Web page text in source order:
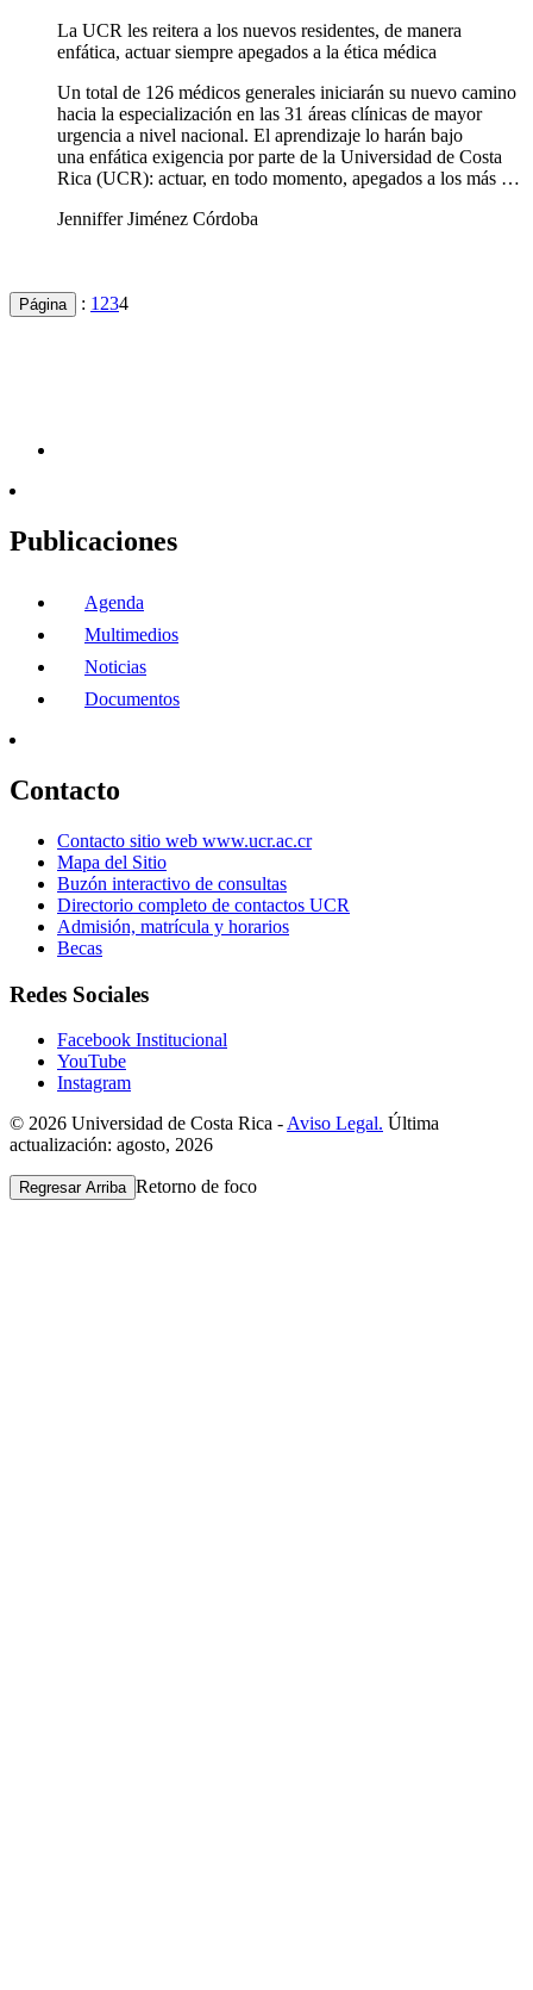
La UCR les reitera a los nuevos residentes, de manera
enfática, actuar siempre apegados a la ética médica
Un total de 126 médicos generales iniciarán su nuevo camino
hacia la especialización en las 31 áreas clínicas de mayor
urgencia a nivel nacional. El aprendizaje lo harán bajo
una enfática exigencia por parte de la Universidad de Costa
Rica (UCR): actuar, en todo momento, apegados a los más …
Jenniffer Jiménez Córdoba
Página : 1 234
Publicaciones
Agenda
Multimedios
Noticias
Documentos
Contacto
Contacto sitio web www.ucr.ac.cr
Mapa del Sitio
Buzón interactivo de consultas
Directorio completo de contactos UCR
Admisión, matrícula y horarios
Becas
Redes Sociales
Facebook Institucional
YouTube
Instagram
© 2026 Universidad de Costa Rica - Aviso Legal. Última
actualización: agosto, 2026
Regresar Arriba Retorno de foco